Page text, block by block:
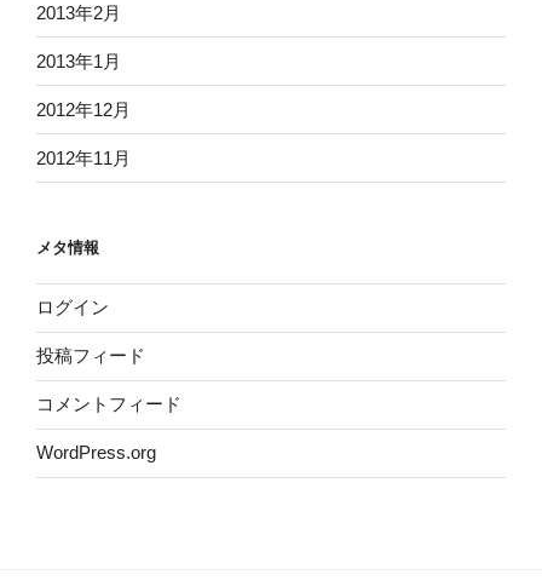
2013年2月
2013年1月
2012年12月
2012年11月
メタ情報
ログイン
投稿フィード
コメントフィード
WordPress.org